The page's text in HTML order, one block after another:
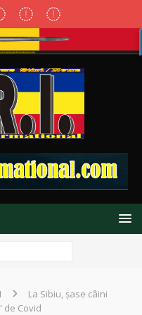
La Sibiu, şase câini
de Covid